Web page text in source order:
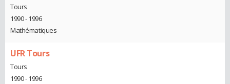
Tours
1990 - 1996
Mathématiques
UFR Tours
Tours
1990 - 1996